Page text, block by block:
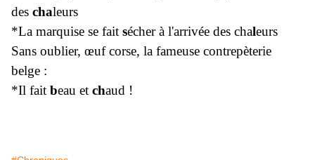
des chaleurs
*La marquise se fait sécher à l'arrivée des chaleurs
Sans oublier, œuf corse, la fameuse contrepèterie
belge :
*Il fait beau et chaud !